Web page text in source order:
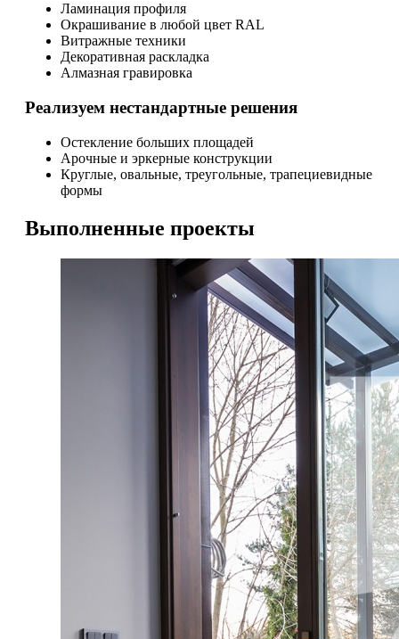
Ламинация профиля
Окрашивание в любой цвет RAL
Витражные техники
Декоративная раскладка
Алмазная гравировка
Реализуем нестандартные решения
Остекление больших площадей
Арочные и эркерные конструкции
Круглые, овальные, треугольные, трапециевидные
формы
Выполненные проекты